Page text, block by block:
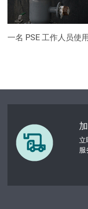
一名 PSE 工作人员使
服